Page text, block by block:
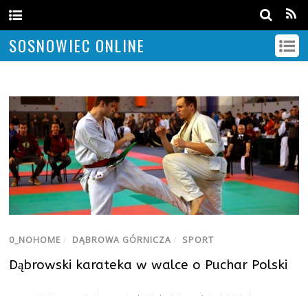
SOSNOWIEC ONLINE
0_NOHOME / DĄBROWA GÓRNICZA / SPORT
Dąbrowski karateka w walce o Puchar Polski